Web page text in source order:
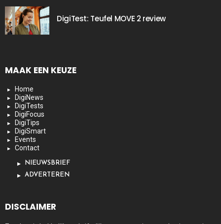
DigiTest: Teufel MOVE 2 review
MAAK EEN KEUZE
Home
DigiNews
DigiTests
DigiFocus
DigiTips
DigiSmart
Events
Contact
NIEUWSBRIEF
ADVERTEREN
DISCLAIMER